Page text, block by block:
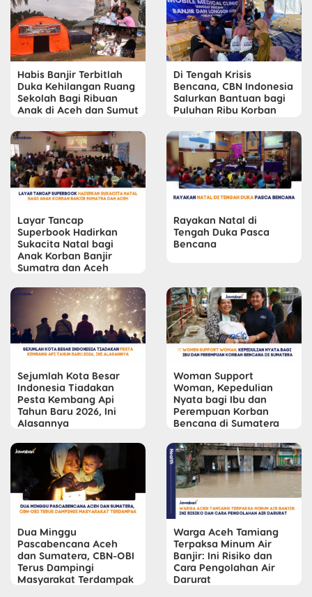
Habis Banjir Terbitlah
Duka Kehilangan Ruang
Sekolah Bagi Ribuan
Anak di Aceh dan Sumut
Di Tengah Krisis
Bencana, CBN Indonesia
Salurkan Bantuan bagi
Puluhan Ribu Korban
Layar Tancap
Superbook Hadirkan
Sukacita Natal bagi
Anak Korban Banjir
Sumatra dan Aceh
Rayakan Natal di
Tengah Duka Pasca
Bencana
Sejumlah Kota Besar
Indonesia Tiadakan
Pesta Kembang Api
Tahun Baru 2026, Ini
Alasannya
Woman Support
Woman, Kepedulian
Nyata bagi Ibu dan
Perempuan Korban
Bencana di Sumatera
Dua Minggu
Pascabencana Aceh
dan Sumatera, CBN-OBI
Terus Dampingi
Masyarakat Terdampak
Warga Aceh Tamiang
Terpaksa Minum Air
Banjir: Ini Risiko dan
Cara Pengolahan Air
Darurat